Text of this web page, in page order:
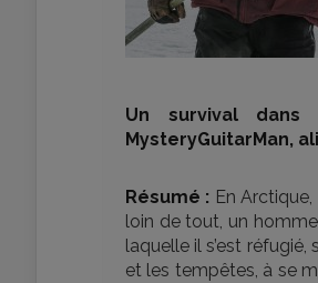
Un survival
MysteryGuitarMan,
Résumé : En
loin de tout, un
laquelle il s’est
et les tempêtes, à se